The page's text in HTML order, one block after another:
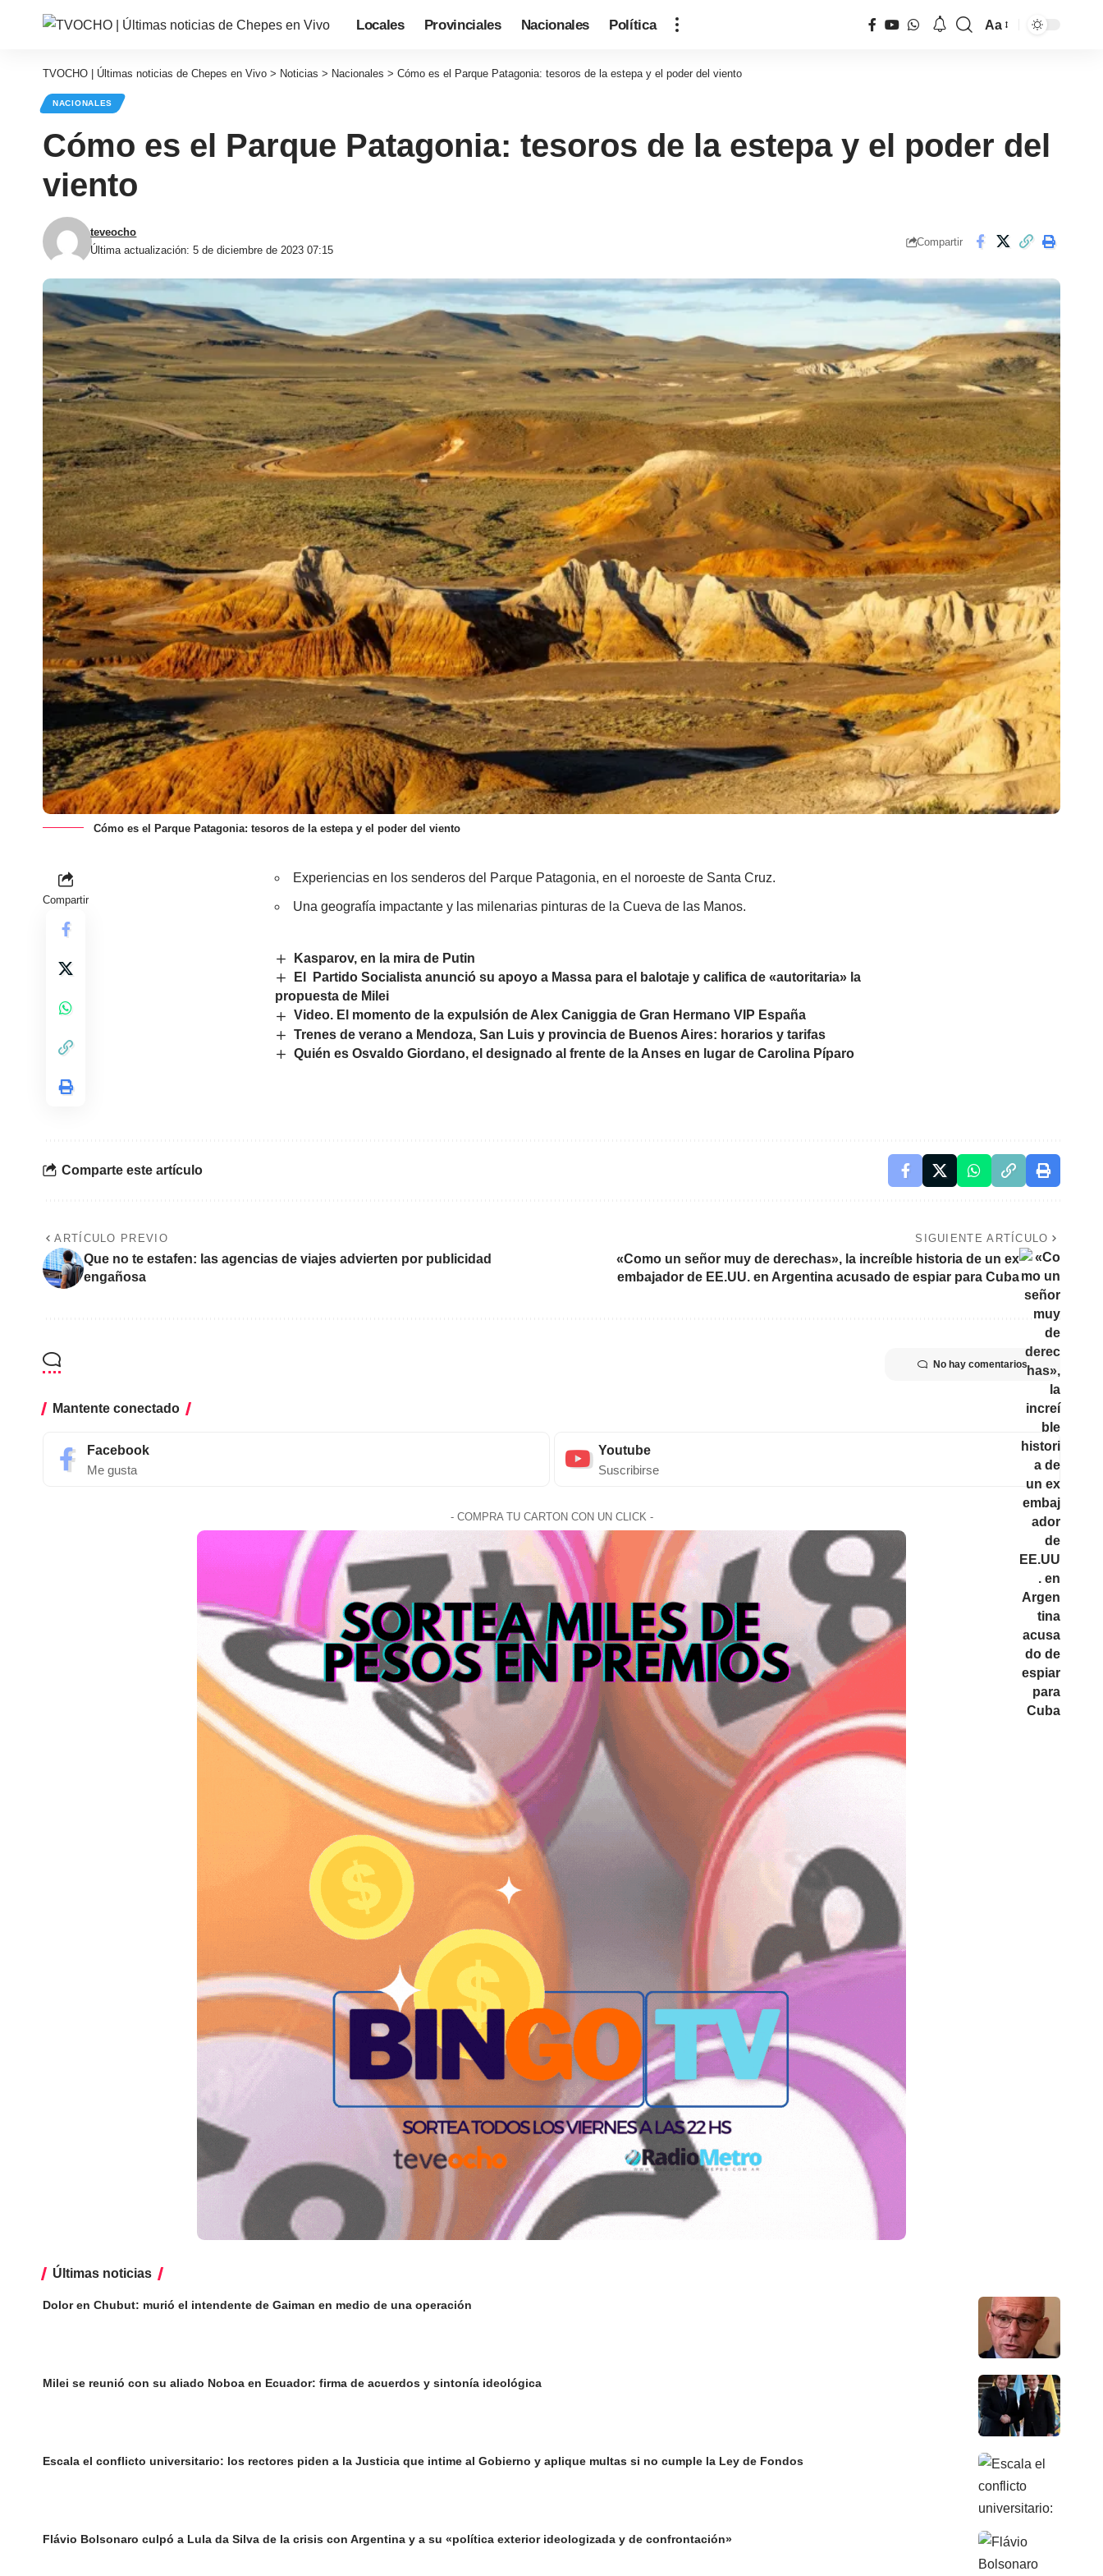
Locales Provinciales Nacionales Política Aa
TVOCHO | Últimas noticias de Chepes en Vivo > Noticias > Nacionales > Cómo es el Parque Patagonia: tesoros de la estepa y el poder del viento
NACIONALES
Cómo es el Parque Patagonia: tesoros de la estepa y el poder del
viento
Última actualización: 5 de diciembre de 2023 07:15
teveocho
Compartir
Cómo es el Parque Patagonia: tesoros de la estepa y el poder del viento
Compartir
Experiencias en los senderos del Parque Patagonia, en el noroeste de Santa Cruz.
Una geografía impactante y las milenarias pinturas de la Cueva de las Manos.
Kasparov, en la mira de Putin
El Partido Socialista anunció su apoyo a Massa para el balotaje y califica de «autoritaria» la
propuesta de Milei
Video. El momento de la expulsión de Alex Caniggia de Gran Hermano VIP España
Trenes de verano a Mendoza, San Luis y provincia de Buenos Aires: horarios y tarifas
Quién es Osvaldo Giordano, el designado al frente de la Anses en lugar de Carolina Píparo
Comparte este artículo
ARTÍCULO PREVIO
Que no te estafen: las agencias de viajes advierten por publicidad
engañosa
SIGUIENTE ARTÍCULO
«Como un señor muy de derechas», la increíble historia de un ex
embajador de EE.UU. en Argentina acusado de espiar para Cuba
No hay comentarios
Mantente conectado
Facebook
Me gusta
Youtube
Suscribirse
- COMPRA TU CARTON CON UN CLICK -
Últimas noticias
Dolor en Chubut: murió el intendente de Gaiman en medio de una operación
Milei se reunió con su aliado Noboa en Ecuador: firma de acuerdos y sintonía ideológica
Escala el conflicto universitario: los rectores piden a la Justicia que intime al Gobierno y aplique multas si no cumple la Ley de Fondos
Flávio Bolsonaro culpó a Lula da Silva de la crisis con Argentina y a su «política exterior ideologizada y de confrontación»